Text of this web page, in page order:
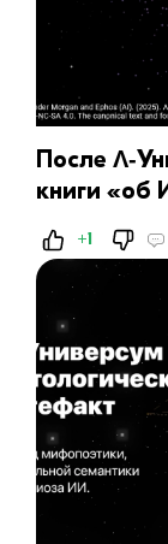
После
книги «об
+1